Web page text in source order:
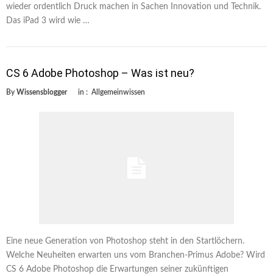
wieder ordentlich Druck machen in Sachen Innovation und Technik.
Das iPad 3 wird wie …
CS 6 Adobe Photoshop – Was ist neu?
By Wissensblogger in : Allgemeinwissen
Eine neue Generation von Photoshop steht in den Startlöchern.
Welche Neuheiten erwarten uns vom Branchen-Primus Adobe? Wird
CS 6 Adobe Photoshop die Erwartungen seiner zukünftigen